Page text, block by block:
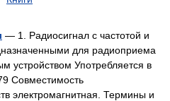
— 1. Радиосигнал с частотой и
для радиоприема
устройством Употребляется в
Совместимость
электромагнитная. Термины и